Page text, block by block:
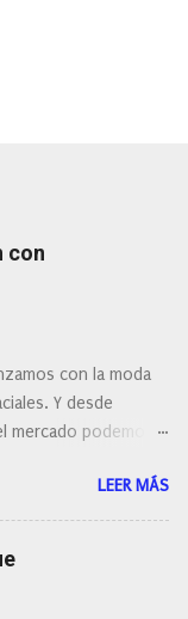
con
con la moda
Y desde
podemos
a pilas, a batería,
y
Existe en la
de hacer la
unas preguntas:
LEER MÁS